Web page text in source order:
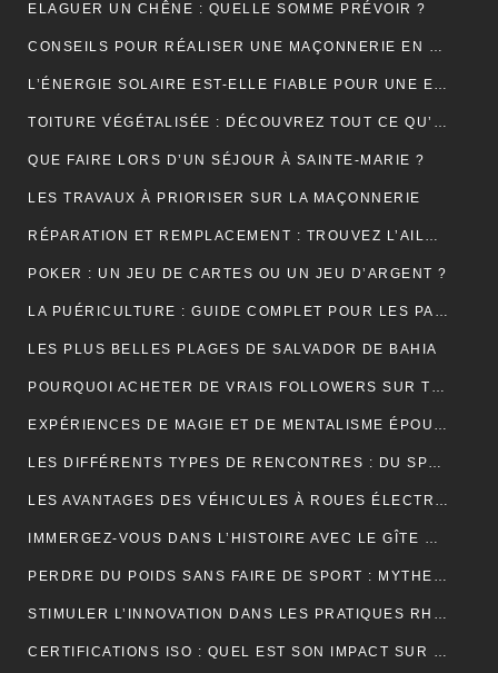
ELAGUER UN CHÊNE : QUELLE SOMME PRÉVOIR ?
CONSEILS POUR RÉALISER UNE MAÇONNERIE EN BRIQUES OU EN PARPAINGS
L’ÉNERGIE SOLAIRE EST-ELLE FIABLE POUR UNE ENTREPRISE ?
TOITURE VÉGÉTALISÉE : DÉCOUVREZ TOUT CE QU’IL FAUT RETENIR À CE SUJET
QUE FAIRE LORS D’UN SÉJOUR À SAINTE-MARIE ?
LES TRAVAUX À PRIORISER SUR LA MAÇONNERIE
RÉPARATION ET REMPLACEMENT : TROUVEZ L’AILE ARRIÈRE PARFAITE POUR RESTAURER VOTRE VÉHICULE
POKER : UN JEU DE CARTES OU UN JEU D’ARGENT ?
LA PUÉRICULTURE : GUIDE COMPLET POUR LES PARENTS MODERNES.
LES PLUS BELLES PLAGES DE SALVADOR DE BAHIA
POURQUOI ACHETER DE VRAIS FOLLOWERS SUR TIKTOK PEUT AIDER À DÉVELOPPER VOTRE COMPTE RAPIDEMENT ?
EXPÉRIENCES DE MAGIE ET DE MENTALISME ÉPOUSTOUFLANTES EN SUISSE ROMANDE
LES DIFFÉRENTS TYPES DE RENCONTRES : DU SPEED DATING AUX RENCONTRES EN LIGNE, QUELLES SONT LES OPTIONS DISPONIBLES ?
LES AVANTAGES DES VÉHICULES À ROUES ÉLECTRIQUES POUR L’ENVIRONNEMENT.
IMMERGEZ-VOUS DANS L’HISTOIRE AVEC LE GÎTE MONT SAINT MICHEL
PERDRE DU POIDS SANS FAIRE DE SPORT : MYTHES ET RÉALITÉS
STIMULER L’INNOVATION DANS LES PRATIQUES RH PAR L’EXTERNALISATION
CERTIFICATIONS ISO : QUEL EST SON IMPACT SUR LES TARIFS D’UNE TRADUCTION ASSERMENTÉE ?